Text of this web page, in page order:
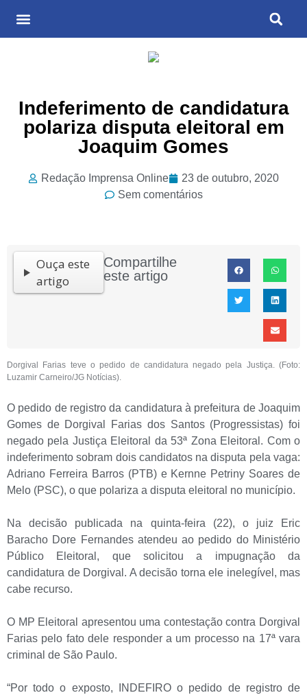
Indeferimento de candidatura
polariza disputa eleitoral em
Joaquim Gomes
Redação Imprensa Online
23 de outubro, 2020
Sem comentários
Ouça este
artigo
Compartilhe
este artigo
Dorgival Farias teve o pedido de candidatura negado pela Justiça. (Foto:
Luzamir Carneiro/JG Notícias).
O pedido de registro da candidatura à prefeitura de Joaquim
Gomes de Dorgival
Farias dos Santos (Progressistas) foi
negado pela Justiça Eleitoral da 53ª Zona Eleitoral. Com o
indeferimento sobram dois candidatos na disputa pela vaga:
Adriano Ferreira Barros (PTB) e Kernne Petriny Soares de
Melo (PSC), o que polariza a disputa eleitoral no município.
Na decisão publicada na quinta-feira (22), o juiz Eric
Baracho Dore Fernandes atendeu ao pedido do Ministério
Público Eleitoral, que solicitou a impugnação da
candidatura de Dorgival. A decisão torna ele inelegível, mas
cabe recurso.
O MP Eleitoral apresentou uma contestação contra Dorgival
Farias pelo fato dele responder a um processo na 17ª vara
criminal de São Paulo.
“Por todo o exposto, INDEFIRO o pedido de registro de